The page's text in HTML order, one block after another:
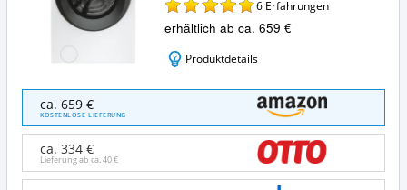
6 Erfahrungen
erhältlich ab ca. 659 €
Produktdetails
Hoover
WASHFrontlader
Waschmaschine
kg
ca. 659 €
KOSTENLOSE LIEFERUNG
ca. 334 €
Lieferung ab ca.40 €